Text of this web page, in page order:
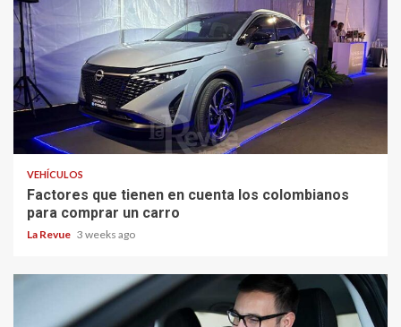
VEHÍCULOS
Factores que tienen en cuenta los colombianos
para comprar un carro
La Revue 3 weeks ago